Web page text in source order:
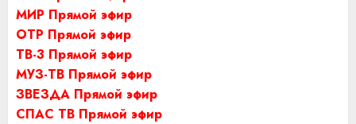
МИР Прямой эфир
ОТР Прямой эфир
ТВ-3 Прямой эфир
МУЗ-ТВ Прямой эфир
ЗВЕЗДА Прямой эфир
СПАС ТВ Прямой эфир